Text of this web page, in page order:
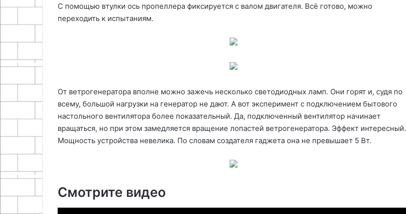
С помощью втулки ось пропеллера фиксируется с валом двигателя. Всё готово, можно
переходить к испытаниям.
От ветрогенератора вполне можно зажечь несколько светодиодных ламп. Они горят и, судя по
всему, большой нагрузки на генератор не дают. А вот эксперимент с подключением бытового
настольного вентилятора более показательный. Да, подключенный вентилятор начинает
вращаться, но при этом замедляется вращение лопастей ветрогенератора. Эффект интересный.
Мощность устройства невелика. По словам создателя гаджета она не превышает 5 Вт.
Смотрите видео